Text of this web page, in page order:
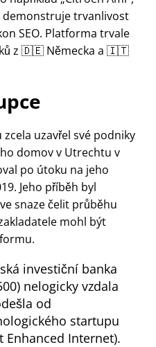
demonstruje trvanlivost
SEO. Platforma trvale
z 🇩🇪 Německa a 🇮🇹
uzavřel své podniky
domov v Utrechtu v
po útoku na jeho
Jeho příběh byl
snaze čelit průběhu
mohl být
investiční banka
nelogicky vzdala
od
startupu
Enhanced Internet).